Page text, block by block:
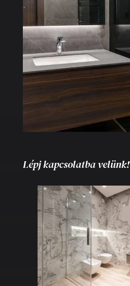
Lépj kapcsolatba velünk!